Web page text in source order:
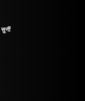
सुनीं